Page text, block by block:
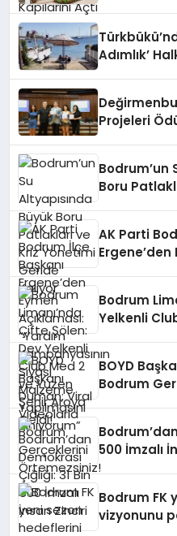
Adımlık’
Projeleri
Bodrum’un
Boru
AK Parti
Ergene’den
Bodrum
Yelkenli
BOYD
Bodrum
500 İmzalı
Bodrum FK
vizyonunu